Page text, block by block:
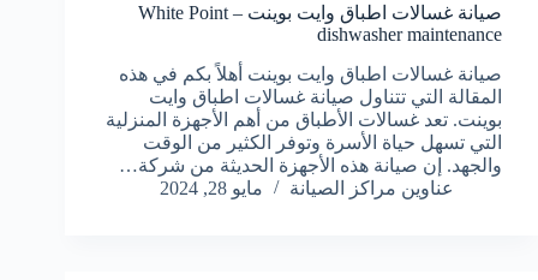
صيانة غسالات اطباق وايت بوينت – White Point
dishwasher maintenance
صيانة غسالات اطباق وايت بوينت أهلاً بكم في هذه
المقالة التي تتناول صيانة غسالات اطباق وايت
بوينت. تعد غسالات الأطباق من أهم الأجهزة المنزلية
التي تسهل حياة الأسرة وتوفر الكثير من الوقت
والجهد. إن صيانة هذه الأجهزة الحديثة من شركة…
عناوين مراكز الصيانة
مايو 28, 2024